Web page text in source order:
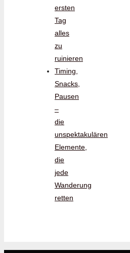
ersten
Tag
alles
zu
ruinieren
Timing,
Snacks,
Pausen
–
die
unspektakulären
Elemente,
die
jede
Wanderung
retten